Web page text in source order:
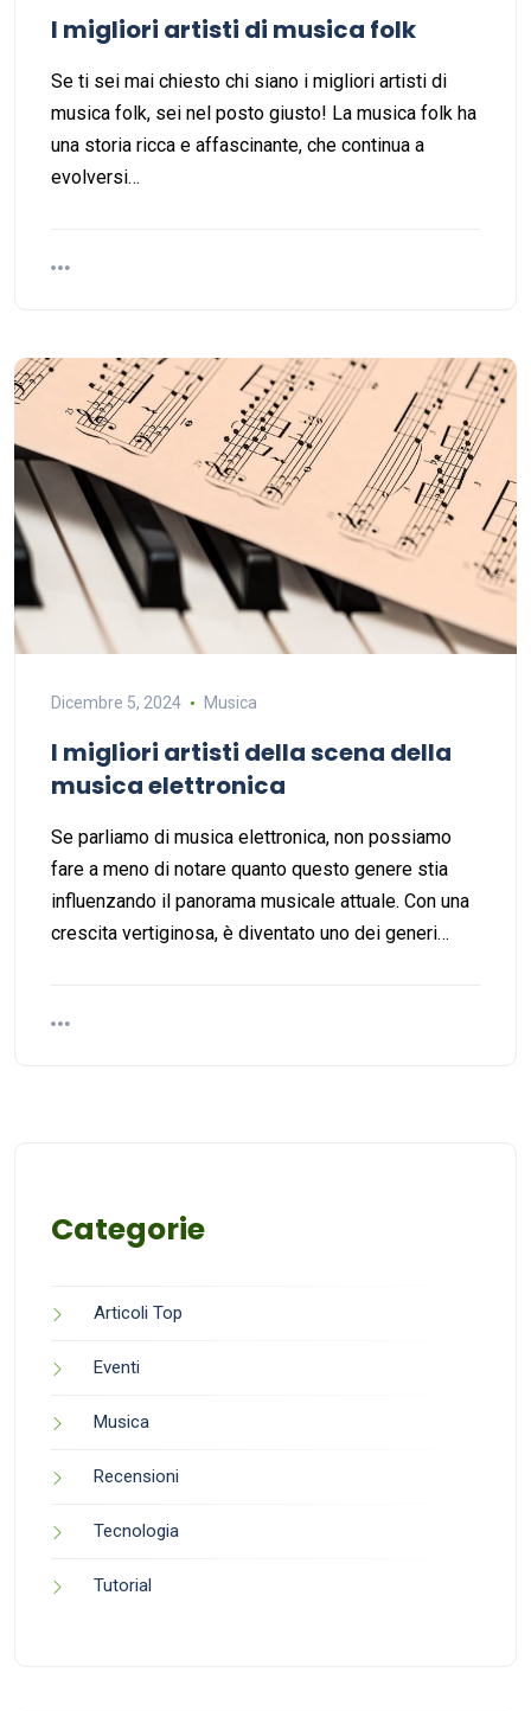
I migliori artisti di musica folk
Se ti sei mai chiesto chi siano i migliori artisti di
musica folk, sei nel posto giusto! La musica folk ha
una storia ricca e affascinante, che continua a
evolversi…
Dicembre 5, 2024 Musica
I migliori artisti della scena della
musica elettronica
Se parliamo di musica elettronica, non possiamo
fare a meno di notare quanto questo genere stia
influenzando il panorama musicale attuale. Con una
crescita vertiginosa, è diventato uno dei generi…
Categorie
Articoli Top
Eventi
Musica
Recensioni
Tecnologia
Tutorial